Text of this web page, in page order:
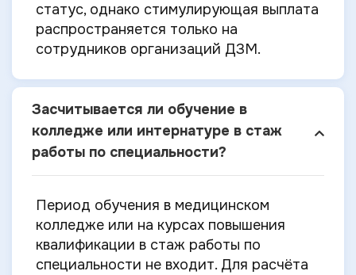
статус, однако стимулирующая выплата
распространяется только на
сотрудников организаций ДЗМ.
Засчитывается ли обучение в
колледже или интернатуре в стаж
работы по специальности?
Период обучения в медицинском
колледже или на курсах повышения
квалификации в стаж работы по
специальности не входит. Для расчёта